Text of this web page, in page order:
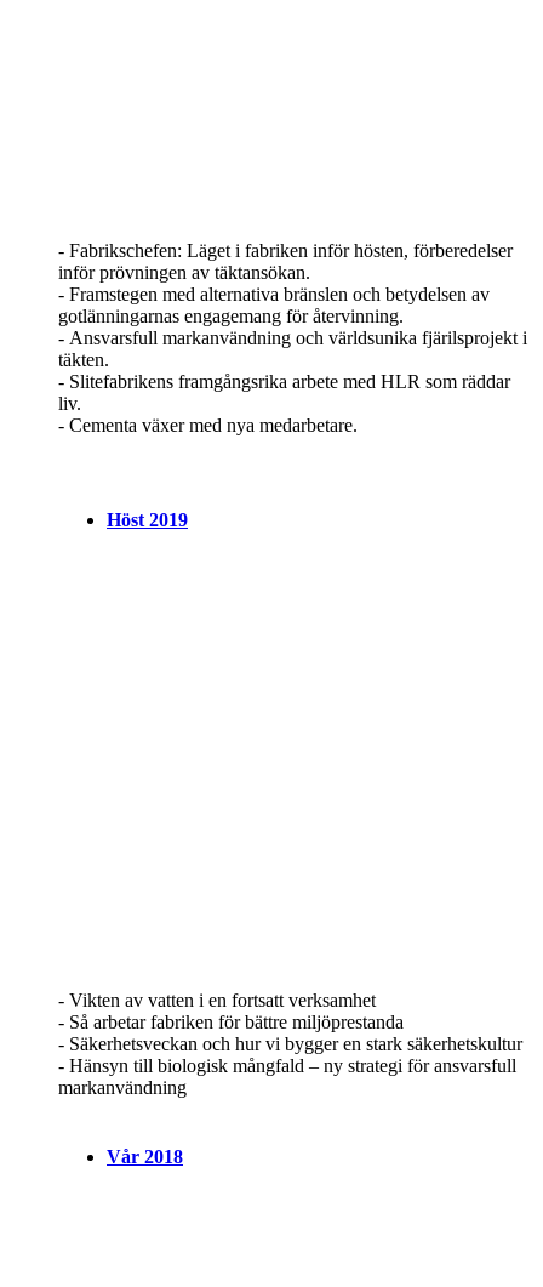
- Fabrikschefen: Läget i fabriken inför hösten, förberedelser
inför prövningen av täktansökan.
- Framstegen med alternativa bränslen och betydelsen av
gotlänningarnas engagemang för återvinning.
- Ansvarsfull markanvändning och världsunika fjärilsprojekt i
täkten.
- Slitefabrikens framgångsrika arbete med HLR som räddar
liv.
- Cementa växer med nya medarbetare.
Höst 2019
- Vikten av vatten i en fortsatt verksamhet
- Så arbetar fabriken för bättre miljöprestanda
- Säkerhetsveckan och hur vi bygger en stark säkerhetskultur
- Hänsyn till biologisk mångfald – ny strategi för ansvarsfull
markanvändning
Vår 2018